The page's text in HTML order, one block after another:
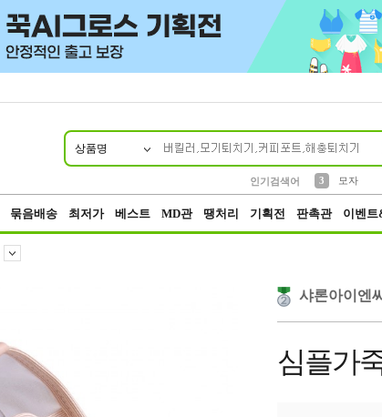
상품명
인기검색어
4
선풍기
묶음배송 최저가 베스트 MD관 땡처리 기획전 판촉관 이벤
샤론아이엔씨
심플가